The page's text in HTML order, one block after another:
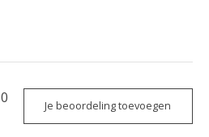
0
Je beoordeling toevoegen